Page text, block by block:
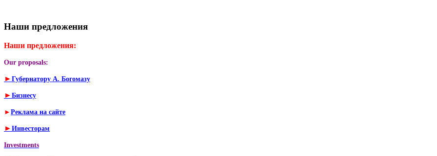
Наши предложения
Наши предложения:
Our proposals:
► Губернатору А. Богомазу
► Бизнесу
► Реклама на сайте
► Инвесторам
Investments